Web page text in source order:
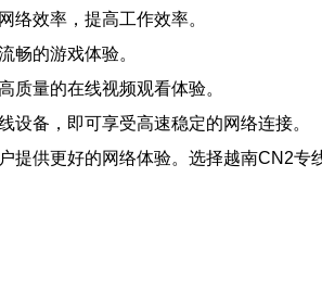
络效率，提高工作效率。
畅的游戏体验。
质量的在线视频观看体验。
备，即可享受高速稳定的网络连接。
供更好的网络体验。选择越南CN2专